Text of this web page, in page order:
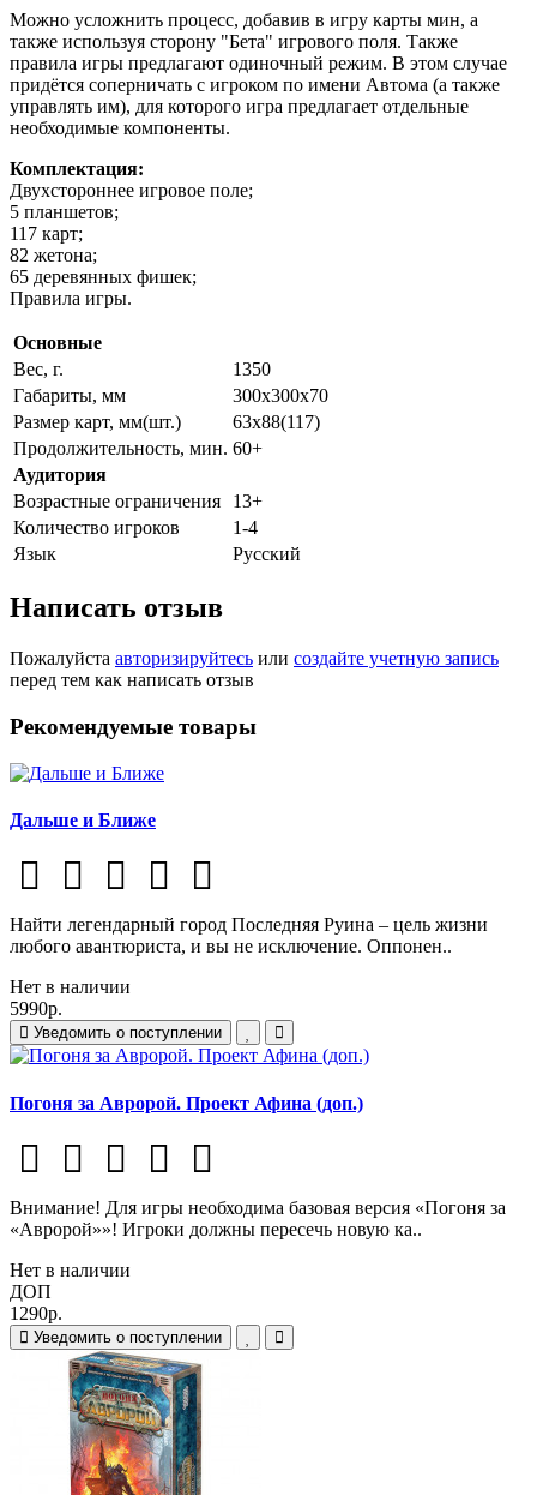
Можно усложнить процесс, добавив в игру карты мин, а
также используя сторону "Бета" игрового поля. Также
правила игры предлагают одиночный режим. В этом случае
придётся соперничать с игроком по имени Автома (а также
управлять им), для которого игра предлагает отдельные
необходимые компоненты.
Комплектация:
Двухстороннее игровое поле;
5 планшетов;
117 карт;
82 жетона;
65 деревянных фишек;
Правила игры.
Основные
Вес, г.
1350
Габариты, мм
300х300х70
Размер карт, мм(шт.)
63х88(117)
Продолжительность, мин. 60+
Аудитория
Возрастные ограничения
13+
Количество игроков
1-4
Язык
Русский
Написать отзыв
Пожалуйста авторизируйтесь или создайте учетную запись
перед тем как написать отзыв
Рекомендуемые товары
Дальше и Ближе
Найти легендарный город Последняя Руина – цель жизни
любого авантюриста, и вы не исключение. Оппонен..
Нет в наличии
5990р.
Уведомить о поступлении
Погоня за Авророй. Проект Афина (доп.)
Внимание! Для игры необходима базовая версия «Погоня за
«Авророй»»! Игроки должны пересечь новую ка..
Нет в наличии
ДОП
1290р.
Уведомить о поступлении